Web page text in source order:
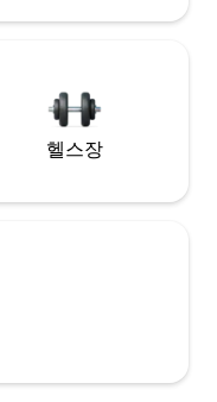
헬스장